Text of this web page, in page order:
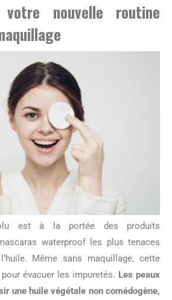
nouvelle routine
est à la portée des produits
waterproof les plus tenaces
Même sans maquillage, cette
évacuer les impuretés. Les peaux
une huile végétale non comédogène,